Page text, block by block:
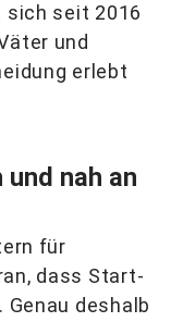
sich seit 2016
und
erlebt
nah an
für
dass Start-
deshalb